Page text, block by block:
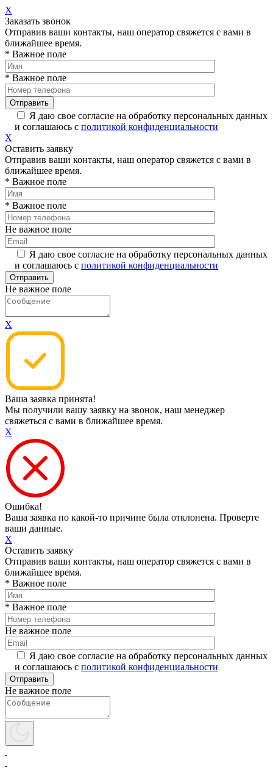
X
Заказать звонок
Отправив ваши контакты, наш оператор свяжется с вами в
ближайшее время.
* Важное поле
* Важное поле
Я даю свое согласие на обработку персональных данных
и соглашаюсь с политикой конфиденциальности
X
Оставить заявку
Отправив ваши контакты, наш оператор свяжется с вами в
ближайшее время.
* Важное поле
* Важное поле
Не важное поле
Я даю свое согласие на обработку персональных данных
и соглашаюсь с политикой конфиденциальности
Не важное поле
X
Ваша заявка принята!
Мы получили вашу заявку на звонок, наш менеджер
свяжеться с вами в ближайшее время.
X
Ошибка!
Ваша заявка по какой-то причине была отклонена. Проверте
ваши данные.
X
Оставить заявку
Отправив ваши контакты, наш оператор свяжется с вами в
ближайшее время.
* Важное поле
* Важное поле
Не важное поле
Я даю свое согласие на обработку персональных данных
и соглашаюсь с политикой конфиденциальности
Не важное поле